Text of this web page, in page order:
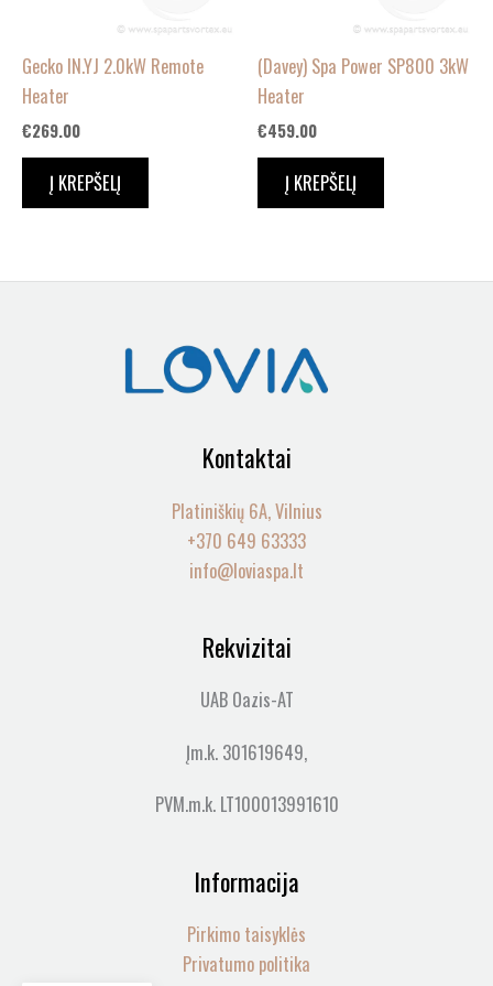
Gecko IN.YJ 2.0kW Remote
Heater
€269.00
Į KREPŠELĮ
(Davey) Spa Power SP800 3kW
Heater
€459.00
Į KREPŠELĮ
Kontaktai
Platiniškių 6A, Vilnius
+370 649 63333
info@loviaspa.lt
Rekvizitai
UAB Oazis-AT
Įm.k. 301619649,
PVM.m.k. LT100013991610
Informacija
Pirkimo taisyklės
Privatumo politika